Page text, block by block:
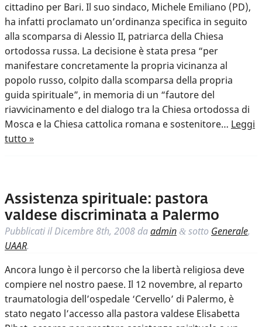
cittadino per Bari. Il suo sindaco, Michele Emiliano (PD),
ha infatti proclamato un’ordinanza specifica in seguito
alla scomparsa di Alessio II, patriarca della Chiesa
ortodossa russa. La decisione è stata presa “per
manifestare concretamente la propria vicinanza al
popolo russo, colpito dalla scomparsa della propria
guida spirituale”, in memoria di un “fautore del
riavvicinamento e del dialogo tra la Chiesa ortodossa di
Mosca e la Chiesa cattolica romana e sostenitore… Leggi
tutto »
Assistenza spirituale: pastora
valdese discriminata a Palermo
Pubblicati ilDicembre 8th, 2008 daadmin & sotto Generale,
UAAR.
Ancora lungo è il percorso che la libertà religiosa deve
compiere nel nostro paese. Il 12 novembre, al reparto
traumatologia dell’ospedale ‘Cervello’ di Palermo, è
stato negato l’accesso alla pastora valdese Elisabetta